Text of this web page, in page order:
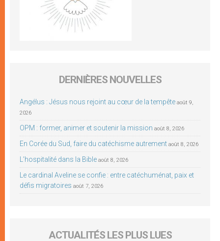
DERNIÈRES NOUVELLES
Angélus : Jésus nous rejoint au cœur de la tempête août 9,
2026
OPM : former, animer et soutenir la mission août 8, 2026
En Corée du Sud, faire du catéchisme autrement août 8, 2026
L’hospitalité dans la Bible août 8, 2026
Le cardinal Aveline se confie : entre catéchuménat, paix et
défis migratoires août 7, 2026
ACTUALITÉS LES PLUS LUES